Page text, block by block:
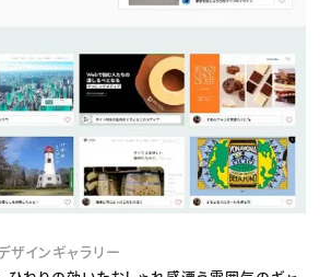
ザインギャラリー